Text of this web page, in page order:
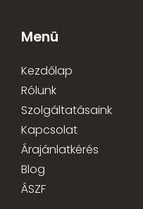
Menü
Kezdőlap
Rólunk
Szolgáltatásaink
Kapcsolat
Árajánlatkérés
Blog
ÁSZF